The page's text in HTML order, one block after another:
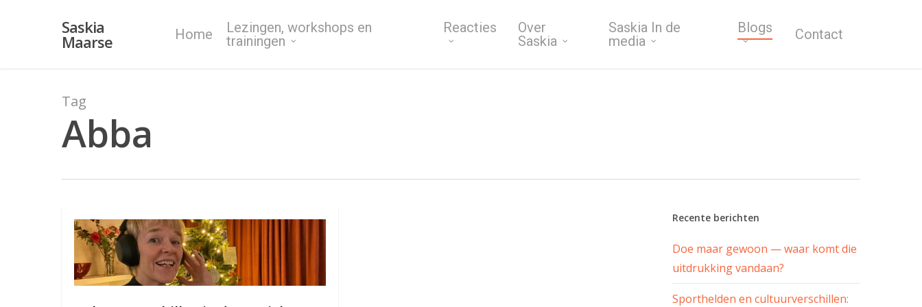
Saskia
Maarse Home
Lezingen, workshops en
trainingen
Reacties
Over
Saskia
Saskia In de
media
Blogs Contact
Tag
Abba
Recente berichten
Doe maar gewoon — waar komt die
uitdrukking vandaan?
Sporthelden en cultuurverschillen: